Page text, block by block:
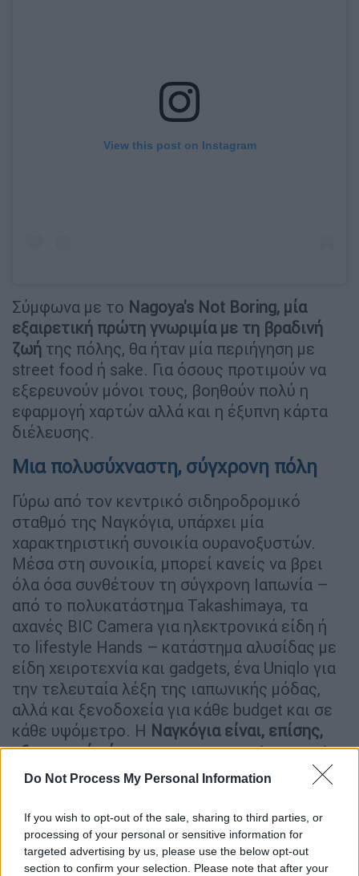
Do Not Process My Personal Information
If you wish to opt-out of the sale, sharing to third parties, or
processing of your personal or sensitive information for
targeted advertising by us, please use the below opt-out
section to confirm your selection. Please note that after your
View this post on Instagram
Σύμφωνα με το Nagoya's Not Boring, μία
εξαιρετική πρώτη γνωριμία με τη βραδινή
ζωή της πόλης, θα ήταν μία περιήγηση με
street food ή sake. Για όσους προτιμούν να
εξερευνούν μόνοι τους, βοηθούν πολύ η
εφαρμογή χαρτών αλλά και η έξυπνη κάρτα
διέλευσης.
Μια πολυσύχναστη, σύγχρονη πόλη
Γύρω από τον κεντρικό σιδηροδρομικό
σταθμό της Ναγκόγια, υπάρχει μία
χαρακτηριστική συνοικία ουρανοξυστών.
Μέσα στη συνοικία, μπορεί κανείς να βρει
όλα όσα συνθέτουν τη σύγχρονη Ιαπωνία –
από το πολυκατάστημα Takashimaya, τα
αχανές BIC Camera για ηλεκτρονικά είδη ή
το lifestyle Hands – κατάστημα αλυσίδας με
είδη χειροτεχνία και gadgets, ένα Uniqlo για
την τελευταία λέξη της ιαπωνικής μόδας,
αλλά και ξενοδοχεία για κάθε budget και σε
κάθε υψόμετρο. Η Ναγκόγια είναι, επίσης,
εξαιρετικό μέρος για τους πιο extravagant
επισκέπτες.Εκεί, στους ουρανοξύστες
σιδηροδρομικό σταθμό, βρίσκεται το
Nagoya Marriott Associa, με εξαιρετική θέα
στην πόλη.